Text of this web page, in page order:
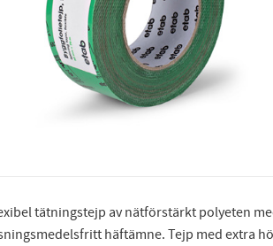
tätningstejp av nätförstärkt polyeten
häftämne. Tejp med extra